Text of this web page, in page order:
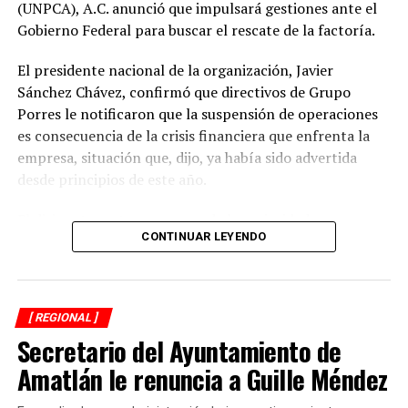
(UNPCA), A.C. anunció que impulsará gestiones ante el
Gobierno Federal para buscar el rescate de la factoría.
El presidente nacional de la organización, Javier
Sánchez Chávez, confirmó que directivos de Grupo
Porres le notificaron que la suspensión de operaciones
es consecuencia de la crisis financiera que enfrenta la
empresa, situación que, dijo, ya había sido advertida
desde principios de este año.
El dirigente sostuvo que una de las prioridades es
garantizar que los productores reciban el pago íntegro
empresa se comprometió a cubrir los adeudos conforme
a la ley y a los acuerdos establecidos al concluir la
molienda.
El Ingenio San Pedro abastecía entre 17 mil y 18 mil
hectáreas de cultivo y concentraba la producción de
CONTINUAR LEYENDO
[ REGIONAL ]
Secretario del Ayuntamiento de
Amatlán le renuncia a Guille Méndez